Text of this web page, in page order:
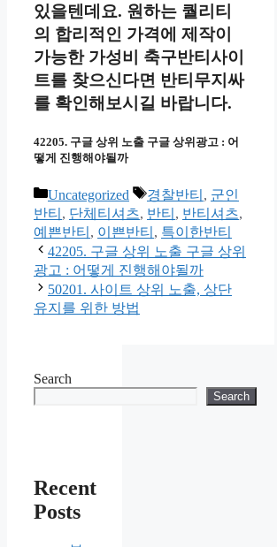
있을텐데요. 원하는 퀄리티
의 합리적인 가격에 제작이
가능한 가성비 축구반티사이
트를 찾으신다면 반티무지싸
를 확인해보시길 바랍니다.
42205. 구글 상위 노출 구글 상위광고 : 어
떻게 진행해야될까
Categories
Uncategorized Tags
경찰반티 , 군인
반티 , 단체티셔츠, 반티 , 반티셔츠,
예쁜반티 , 이쁜반티 , 특이한반티
42205. 구글 상위 노출 구글 상위
광고 : 어떻게 진행해야될까
50201. 사이트 상위 노출, 상단
유지를 위한 방법
Search
Search
Recent
Posts